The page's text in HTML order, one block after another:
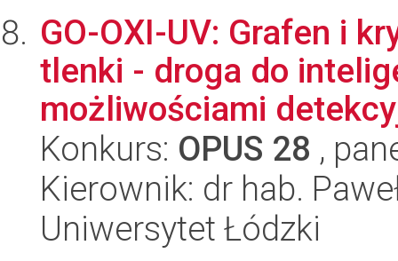
GO-OXI-UV: Grafen i
tlenki - droga do
możliwościami
Konkurs: OPUS 28 ,
Kierownik: dr hab.
Uniwersytet Łódzki